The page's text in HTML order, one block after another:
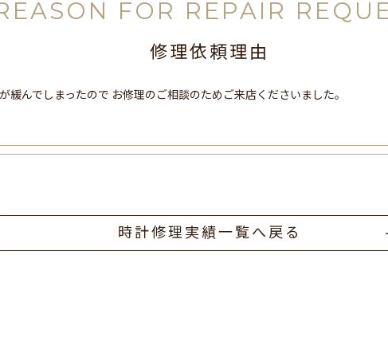
FOR REPAIR
修理依頼理由
緩んでしまったので お修理のご相談のためご来店くださいました。
時計修理実績一覧へ戻る